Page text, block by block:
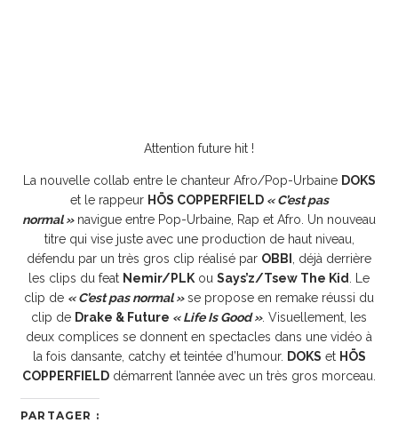
Attention future hit !
La nouvelle collab entre le chanteur Afro/Pop-Urbaine DOKS
et le rappeur HÖS COPPERFIELD « C’est pas
normal »navigue entre Pop-Urbaine, Rap et Afro. Un nouveau
titre qui vise juste avec une production de haut niveau,
défendu par un très gros clip réalisé par OBBI
, déjà derrière
les clips du feat Nemir/PLK ou Says’z/Tsew The Kid
. Le
clip de « C’est pas normal »se propose en remake réussi du
clip de Drake & Future « Life Is Good ». Visuellement, les
deux complices se donnent en spectacles dans une vidéo à
la fois dansante, catchy et teintée d’humour. DOKS et HÖS
COPPERFIELD démarrent l’année avec un très gros morceau.
PARTAGER :